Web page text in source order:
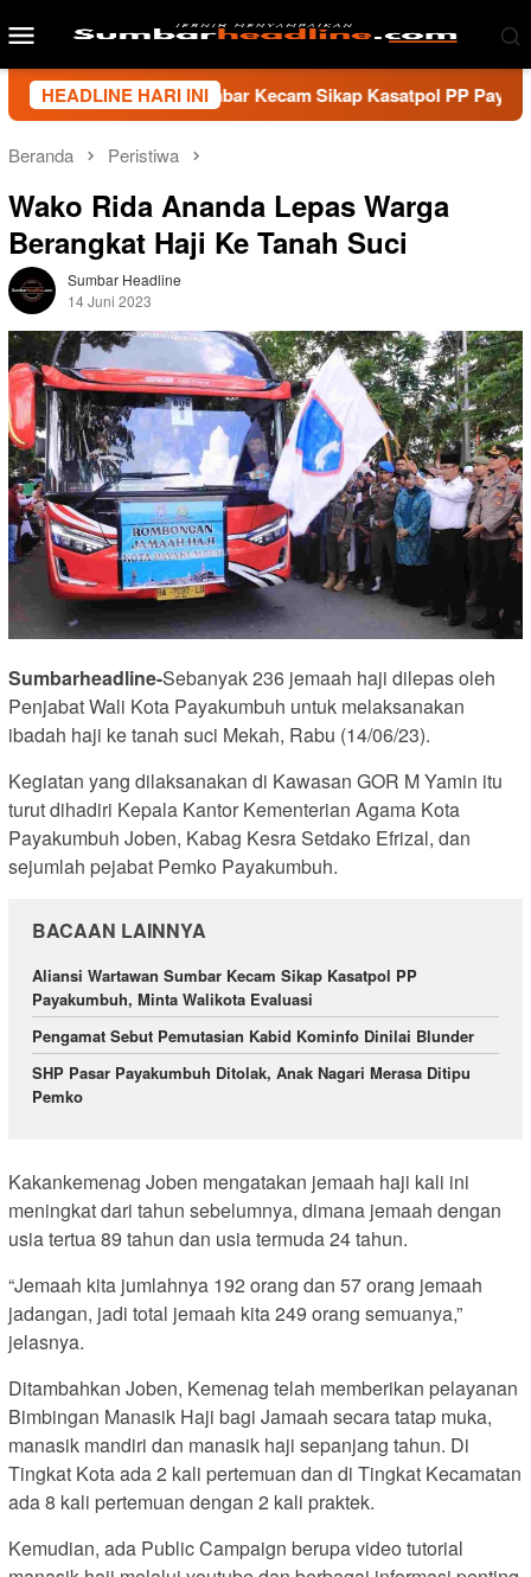
ke
Menu
Mobile
HEADLINE HARI INI
Sumbar Kecam Sikap Kasatpol PP Payakumbuh,
Beranda Peristiwa
Wako Rida Ananda Lepas Warga
Berangkat Haji Ke Tanah Suci
Sumbar Headline
14 Juni 2023
Sumbarheadline-Sebanyak 236 jemaah haji dilepas oleh
Penjabat Wali Kota Payakumbuh untuk melaksanakan
ibadah haji ke tanah suci Mekah, Rabu (14/06/23).
Kegiatan yang dilaksanakan di Kawasan GOR M Yamin itu
turut dihadiri Kepala Kantor Kementerian Agama Kota
Payakumbuh Joben, Kabag Kesra Setdako Efrizal, dan
sejumlah pejabat Pemko Payakumbuh.
BACAAN LAINNYA
Aliansi Wartawan Sumbar Kecam Sikap Kasatpol PP
Payakumbuh, Minta Walikota Evaluasi
Pengamat Sebut Pemutasian Kabid Kominfo Dinilai Blunder
SHP Pasar Payakumbuh Ditolak, Anak Nagari Merasa Ditipu
Pemko
Kakankemenag Joben mengatakan jemaah haji kali ini
meningkat dari tahun sebelumnya, dimana jemaah dengan
usia tertua 89 tahun dan usia termuda 24 tahun.
“Jemaah kita jumlahnya 192 orang dan 57 orang jemaah
jadangan, jadi total jemaah kita 249 orang semuanya,”
jelasnya.
Ditambahkan Joben, Kemenag telah memberikan pelayanan
Bimbingan Manasik Haji bagi Jamaah secara tatap muka,
manasik mandiri dan manasik haji sepanjang tahun. Di
Tingkat Kota ada 2 kali pertemuan dan di Tingkat Kecamatan
ada 8 kali pertemuan dengan 2 kali praktek.
Kemudian, ada Public Campaign berupa video tutorial